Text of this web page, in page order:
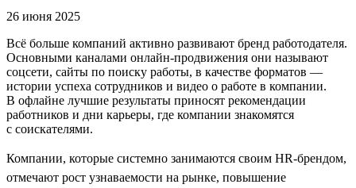
26 июня 2025
Всё больше компаний активно развивают бренд работодателя.
Основными каналами онлайн-продвижения они называют
соцсети, сайты по поиску работы, в качестве форматов —
истории успеха сотрудников и видео о работе в компании.
В офлайне лучшие результаты приносят рекомендации
работников и дни карьеры, где компании знакомятся
с соискателями.
Компании, которые системно занимаются своим HR-брендом,
отмечают рост узнаваемости на рынке, повышение